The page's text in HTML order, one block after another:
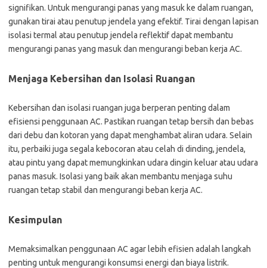
signifikan. Untuk mengurangi panas yang masuk ke dalam ruangan,
gunakan tirai atau penutup jendela yang efektif. Tirai dengan lapisan
isolasi termal atau penutup jendela reflektif dapat membantu
mengurangi panas yang masuk dan mengurangi beban kerja AC.
Menjaga Kebersihan dan Isolasi Ruangan
Kebersihan dan isolasi ruangan juga berperan penting dalam
efisiensi penggunaan AC. Pastikan ruangan tetap bersih dan bebas
dari debu dan kotoran yang dapat menghambat aliran udara. Selain
itu, perbaiki juga segala kebocoran atau celah di dinding, jendela,
atau pintu yang dapat memungkinkan udara dingin keluar atau udara
panas masuk. Isolasi yang baik akan membantu menjaga suhu
ruangan tetap stabil dan mengurangi beban kerja AC.
Kesimpulan
Memaksimalkan penggunaan AC agar lebih efisien adalah langkah
penting untuk mengurangi konsumsi energi dan biaya listrik.